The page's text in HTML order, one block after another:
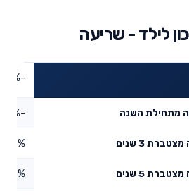
לילד - שריעה
-2.18%
מתחילת השנה -3.21%
3 שנים
5 שנים